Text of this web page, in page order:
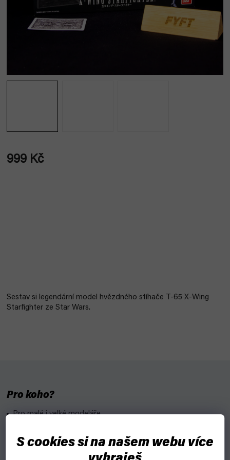
S cookies si na našem webu více
999 Kč
Sestav si legendární model hvězdného stíhače T-65 X-Wing
Starfighter ze Star Wars.
Pro koho?
Pro malé i velké modeláře.